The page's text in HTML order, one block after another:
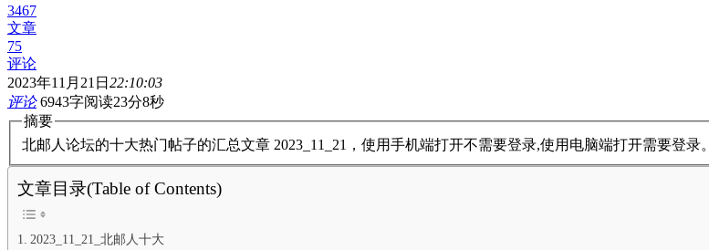
3467
文章
75
评论
2023年11月21日 22:10:03
评论 6943字阅读23分8秒
摘要
北邮人论坛的十大热门帖子的汇总文章 2023_11_21，使用手机端打开不需要登录,使用电脑端打开需要登录。
文章目录(Table of Contents)
2023_11_21_北邮人十大